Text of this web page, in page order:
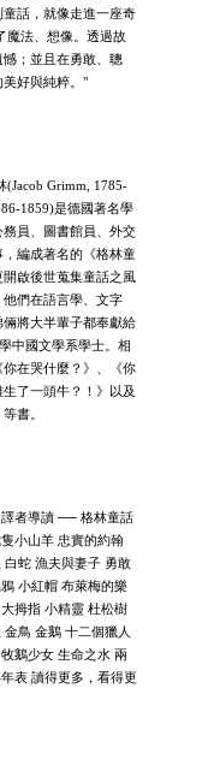
話，就像走進一座奇
魔法、想像。透過故
；並且在勇敢、聰
美好與純粹。"
(Jacob Grimm, 1785-
1859)是德國著名學
員、圖書館員、外交
編成著名的《格林童
啟後世蒐集童話之風
們在語言學、文字
將大半輩子都奉獻給
中國文學系學士。相
在哭什麼？》、《你
了一頭牛？！》以及
書。
者導讀 ── 格林童話
小山羊 忠實的約翰
蛇 漁夫與妻子 勇敢
小紅帽 布萊梅的樂
拇指 小精靈 杜松樹
鳥 金鵝 十二個獵人
鵝少女 生命之水 兩
表 讀得更多，看得更